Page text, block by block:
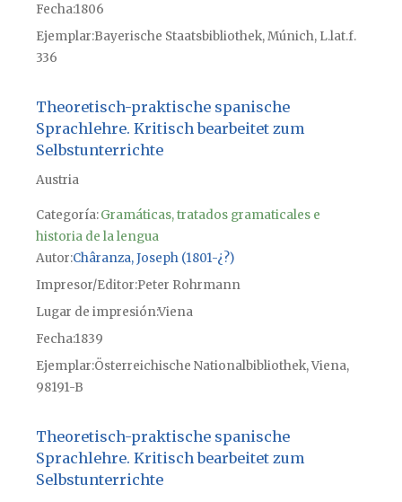
Fecha1806
Ejemplar Bayerische Staatsbibliothek, Múnich, L.lat.f.
336
Theoretisch-praktische spanische
Sprachlehre. Kritisch bearbeitet zum
Selbstunterrichte
Austria
Categoría:Gramáticas, tratados gramaticales e
historia de la lengua
Autor Châranza, Joseph (1801-¿?)
Impresor/Editor Peter Rohrmann
Lugar de impresiónViena
Fecha1839
Ejemplar Österreichische Nationalbibliothek, Viena,
98191-B
Theoretisch-praktische spanische
Sprachlehre. Kritisch bearbeitet zum
Selbstunterrichte